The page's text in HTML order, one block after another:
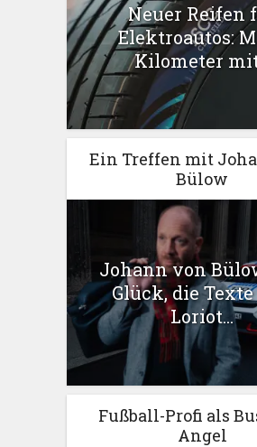
Neuer Reifen
Elektroautos:
Kilometer
Ein Treffen mit
Bülow
Johann von
Glück, die
Loriot...
Fußball-Profi als
Angel